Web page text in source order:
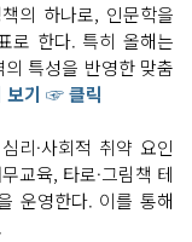
의 하나로, 인문학을
로 한다. 특히 올해는
특성을 반영한 맞춤
보기 ☞ 클릭
리·사회적 취약 요인
교육, 타로·그림책 테
운영한다. 이를 통해